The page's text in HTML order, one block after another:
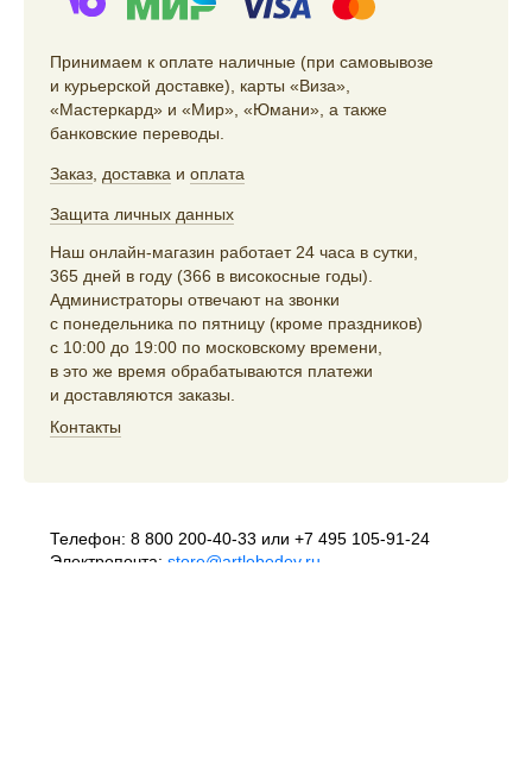
Принимаем к оплате наличные (при самовывозе
и курьерской доставке), карты «Виза»,
«Мастеркард» и «Мир», «Юмани», а также
банковские переводы.
Заказ, доставка и оплата
Защита личных данных
Наш онлайн-магазин работает 24 часа в сутки,
365 дней в году (366 в високосные годы).
Администраторы отвечают на звонки
с понедельника по пятницу (кроме праздников)
с 10:00 до 19:00 по московскому времени,
в это же время обрабатываются платежи
и доставляются заказы.
Контакты
Телефон: 8 800 200-40-33 или +7 495 105-91-24
Электропочта: store@artlebedev.ru